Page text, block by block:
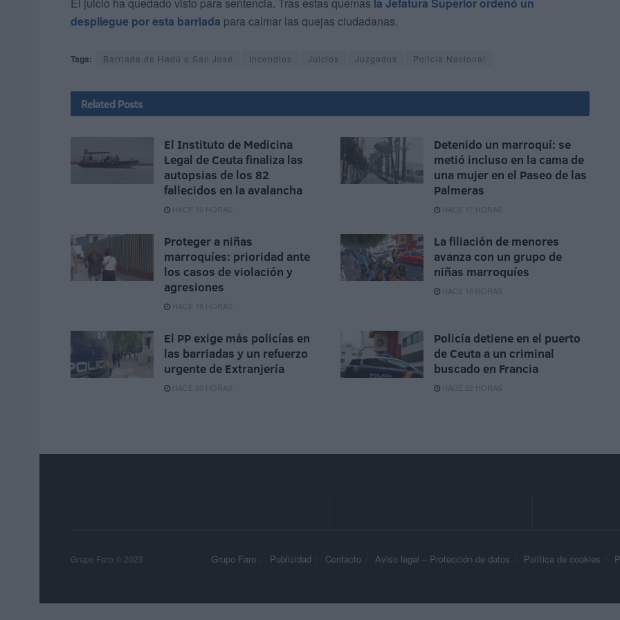
El juicio ha quedado visto para sentencia. Tras estas quemas la Jefatura Superior ordenó un
despliegue por esta barriada para calmar las quejas ciudadanas.
Tags: Barriada de Hadú o San José Incendios Juicios Juzgados Policía Nacional
Related Posts
El Instituto de Medicina
Legal de Ceuta finaliza las
autopsias de los 82
fallecidos en la avalancha
HACE 10 HORAS
Detenido un marroquí: se
metió incluso en la cama de
una mujer en el Paseo de las
Palmeras
HACE 17 HORAS
Proteger a niñas
marroquíes: prioridad ante
los casos de violación y
agresiones
HACE 18 HORAS
La filiación de menores
avanza con un grupo de
niñas marroquíes
HACE 18 HORAS
El PP exige más policías en
las barriadas y un refuerzo
urgente de Extranjería
HACE 20 HORAS
Policía detiene en el puerto
de Ceuta a un criminal
buscado en Francia
HACE 22 HORAS
Grupo Faro Publicidad Contacto Aviso legal – Protección de datos Política de cookies
Grupo Faro © 2023